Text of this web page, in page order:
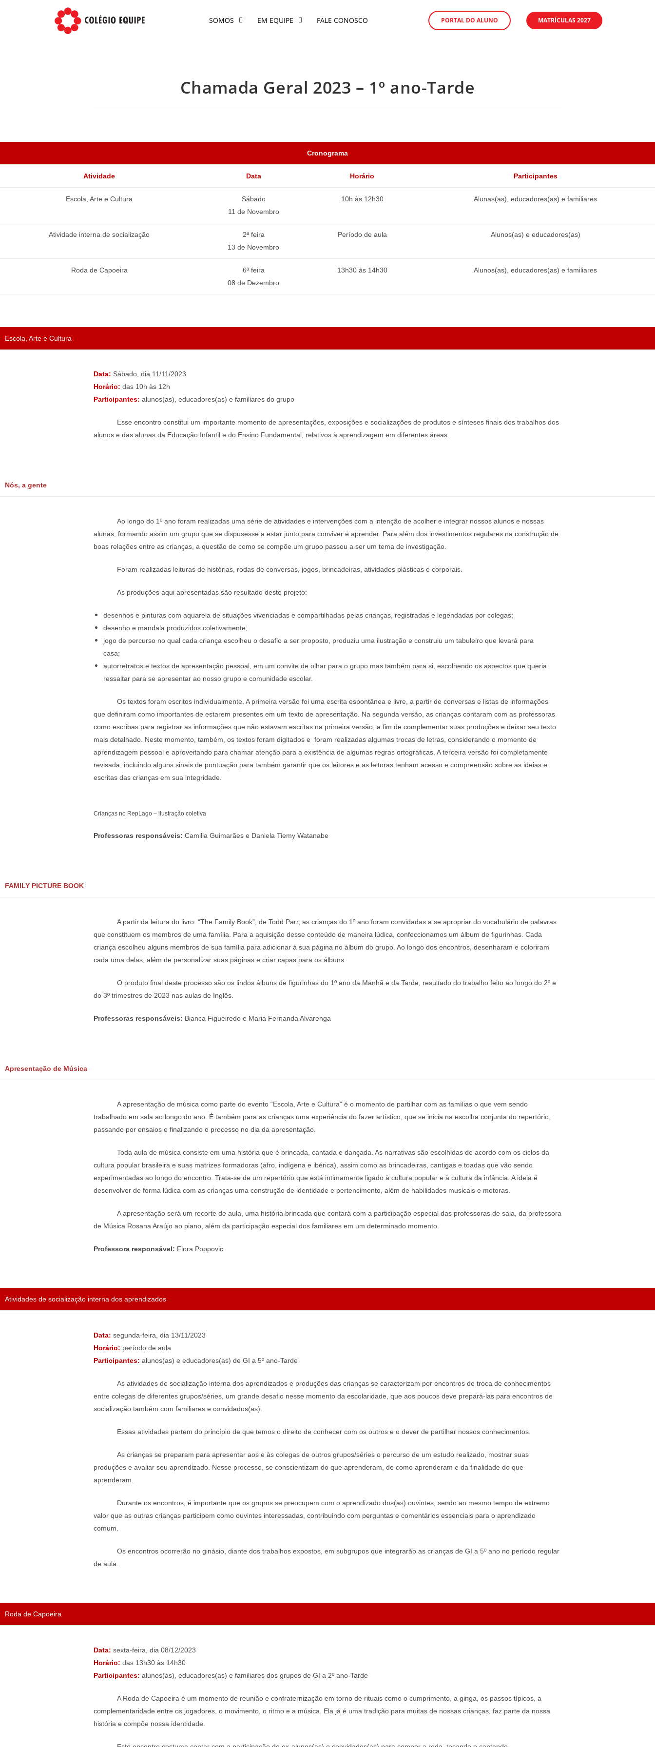
SOMOS EM EQUIPE FALE CONOSCO PORTAL DO ALUNO MATRÍCULAS 2027
Chamada Geral 2023 – 1º ano-Tarde
Cronograma
Atividade Data Horário Participantes
Escola, Arte e Cultura
Sábado
11 de Novembro
10h às 12h30 Alunas(as), educadores(as) e familiares
Atividade interna de socialização
2ª feira
13 de Novembro
Período de aula Alunos(as) e educadores(as)
Roda de Capoeira
6ª feira
08 de Dezembro
13h30 às 14h30 Alunos(as), educadores(as) e familiares
Escola, Arte e Cultura
Data: Sábado, dia 11/11/2023
Horário: das 10h às 12h
Participantes: alunos(as), educadores(as) e familiares do grupo
Esse encontro constitui um importante momento de apresentações, exposições e socializações de produtos e sínteses finais dos trabalhos dos
alunos e das alunas da Educação Infantil e do Ensino Fundamental, relativos à aprendizagem em diferentes áreas.
Nós, a gente
Ao longo do 1º ano foram realizadas uma série de atividades e intervenções com a intenção de acolher e integrar nossos alunos e nossas
alunas, formando assim um grupo que se dispusesse a estar junto para conviver e aprender. Para além dos investimentos regulares na construção de
boas relações entre as crianças, a questão de como se compõe um grupo passou a ser um tema de investigação.
Foram realizadas leituras de histórias, rodas de conversas, jogos, brincadeiras, atividades plásticas e corporais.
As produções aqui apresentadas são resultado deste projeto:
desenhos e pinturas com aquarela de situações vivenciadas e compartilhadas pelas crianças, registradas e legendadas por colegas;
desenho e mandala produzidos coletivamente;
jogo de percurso no qual cada criança escolheu o desafio a ser proposto, produziu uma ilustração e construiu um tabuleiro que levará para
casa;
autorretratos e textos de apresentação pessoal, em um convite de olhar para o grupo mas também para si, escolhendo os aspectos que queria
ressaltar para se apresentar ao nosso grupo e comunidade escolar.
Os textos foram escritos individualmente. A primeira versão foi uma escrita espontânea e livre, a partir de conversas e listas de informações
que definiram como importantes de estarem presentes em um texto de apresentação. Na segunda versão, as crianças contaram com as professoras
como escribas para registrar as informações que não estavam escritas na primeira versão, a fim de complementar suas produções e deixar seu texto
mais detalhado. Neste momento, também, os textos foram digitados e foram realizadas algumas trocas de letras, considerando o momento de
aprendizagem pessoal e aproveitando para chamar atenção para a existência de algumas regras ortográficas. A terceira versão foi completamente
revisada, incluindo alguns sinais de pontuação para também garantir que os leitores e as leitoras tenham acesso e compreensão sobre as ideias e
escritas das crianças em sua integridade.
Crianças no RepLago – ilustração coletiva
Professoras responsáveis: Camilla Guimarães e Daniela Tiemy Watanabe
FAMILY PICTURE BOOK
A partir da leitura do livro “The Family Book”, de Todd Parr, as crianças do 1º ano foram convidadas a se apropriar do vocabulário de palavras
que constituem os membros de uma família. Para a aquisição desse conteúdo de maneira lúdica, confeccionamos um álbum de figurinhas. Cada
criança escolheu alguns membros de sua família para adicionar à sua página no álbum do grupo. Ao longo dos encontros, desenharam e coloriram
cada uma delas, além de personalizar suas páginas e criar capas para os álbuns.
O produto final deste processo são os lindos álbuns de figurinhas do 1º ano da Manhã e da Tarde, resultado do trabalho feito ao longo do 2º e
do 3º trimestres de 2023 nas aulas de Inglês.
Professoras responsáveis: Bianca Figueiredo e Maria Fernanda Alvarenga
Apresentação de Música
A apresentação de música como parte do evento “Escola, Arte e Cultura” é o momento de partilhar com as famílias o que vem sendo
trabalhado em sala ao longo do ano. É também para as crianças uma experiência do fazer artístico, que se inicia na escolha conjunta do repertório,
passando por ensaios e finalizando o processo no dia da apresentação.
Toda aula de música consiste em uma história que é brincada, cantada e dançada. As narrativas são escolhidas de acordo com os ciclos da
cultura popular brasileira e suas matrizes formadoras (afro, indígena e ibérica), assim como as brincadeiras, cantigas e toadas que vão sendo
experimentadas ao longo do encontro. Trata-se de um repertório que está intimamente ligado à cultura popular e à cultura da infância. A ideia é
desenvolver de forma lúdica com as crianças uma construção de identidade e pertencimento, além de habilidades musicais e motoras.
A apresentação será um recorte de aula, uma história brincada que contará com a participação especial das professoras de sala, da professora
de Música Rosana Araújo ao piano, além da participação especial dos familiares em um determinado momento.
Professora responsável: Flora Poppovic
Atividades de socialização interna dos aprendizados
Data: segunda-feira, dia 13/11/2023
Horário: período de aula
Participantes: alunos(as) e educadores(as) de GI a 5º ano-Tarde
As atividades de socialização interna dos aprendizados e produções das crianças se caracterizam por encontros de troca de conhecimentos
entre colegas de diferentes grupos/séries, um grande desafio nesse momento da escolaridade, que aos poucos deve prepará-las para encontros de
socialização também com familiares e convidados(as).
Essas atividades partem do princípio de que temos o direito de conhecer com os outros e o dever de partilhar nossos conhecimentos.
As crianças se preparam para apresentar aos e às colegas de outros grupos/séries o percurso de um estudo realizado, mostrar suas
produções e avaliar seu aprendizado. Nesse processo, se conscientizam do que aprenderam, de como aprenderam e da finalidade do que
aprenderam.
Durante os encontros, é importante que os grupos se preocupem com o aprendizado dos(as) ouvintes, sendo ao mesmo tempo de extremo
valor que as outras crianças participem como ouvintes interessadas, contribuindo com perguntas e comentários essenciais para o aprendizado
comum.
Os encontros ocorrerão no ginásio, diante dos trabalhos expostos, em subgrupos que integrarão as crianças de GI a 5º ano no período regular
de aula.
Roda de Capoeira
Data: sexta-feira, dia 08/12/2023
Horário: das 13h30 às 14h30
Participantes: alunos(as), educadores(as) e familiares dos grupos de GI a 2º ano-Tarde
A Roda de Capoeira é um momento de reunião e confraternização em torno de rituais como o cumprimento, a ginga, os passos típicos, a
complementaridade entre os jogadores, o movimento, o ritmo e a música. Ela já é uma tradição para muitas de nossas crianças, faz parte da nossa
história e compõe nossa identidade.